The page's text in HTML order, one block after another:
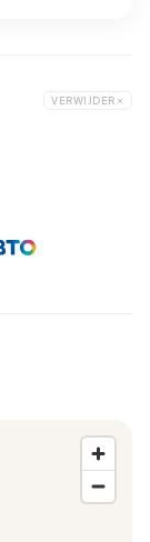
VERWIJDER